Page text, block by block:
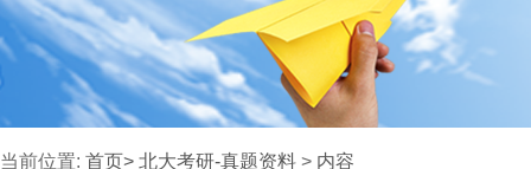
当前位置: 首页> 北大考研-真题资料 > 内容